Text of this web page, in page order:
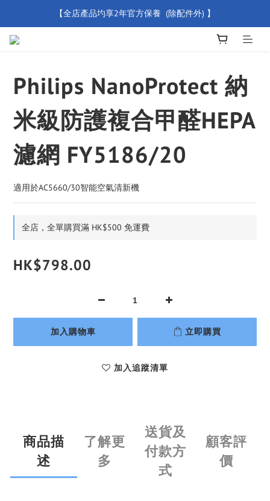
【買滿 $500 免運費】
【全店產品圴享2年官方保養  (除配件外) 】
Philips NanoProtect 納
米級防護複合甲醛HEPA
濾網 FY5186/20
適用於AC5660/30智能空氣清新機
全店，全單購買滿 HK$500 免運費
HK$798.00
加入購物車 立即購買
加入追蹤清單
商品描
述
了解更
多
送貨及
付款方
式
顧客評
價